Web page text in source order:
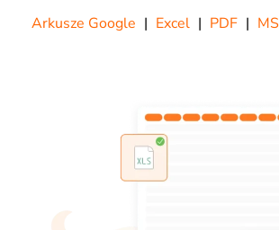
Arkusze Google | Excel | PDF |